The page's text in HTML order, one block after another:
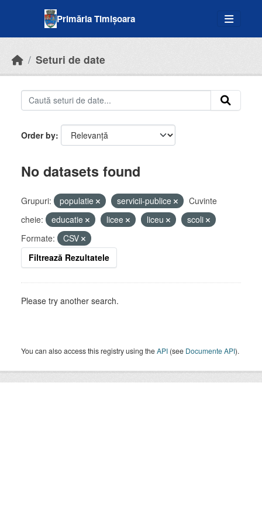
Primăria Timișoara
Seturi de date
Order by
No datasets found
Grupuri: populatie servicii-publice
Cuvinte
cheie:
educatie licee liceu
scoli
Formate:
CSV
Filtrează Rezultatele
Please try another search.
You can also access this registry using theAPI (see Documente API).